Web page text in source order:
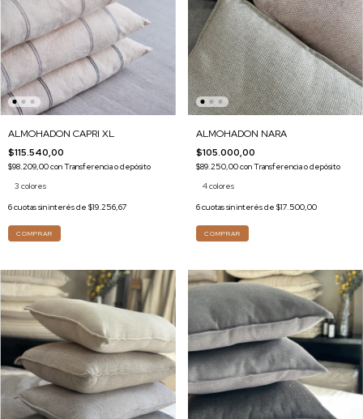
ALMOHADON CAPRI XL
$115.540,00
$98.209,00conTransferencia o depósito
3 colores
6cuotas sin interés de $19.256,67
COMPRAR
ALMOHADON NARA
$105.000,00
$89.250,00conTransferencia o depósito
4 colores
6cuotas sin interés de $17.500,00
COMPRAR